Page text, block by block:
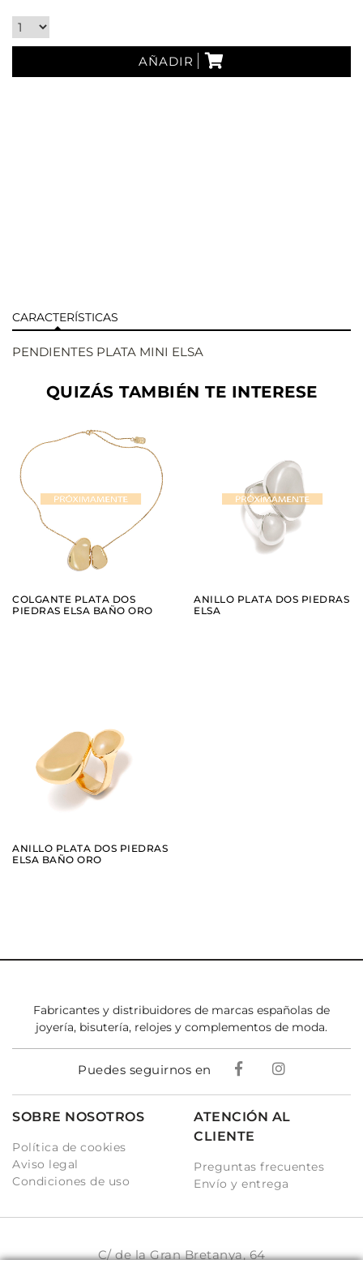
AÑADIR
CARACTERÍSTICAS
PENDIENTES PLATA MINI ELSA
QUIZÁS TAMBIÉN TE INTERESE
VER AÑADIR
COLGANTE PLATA DOS
PIEDRAS ELSA BAÑO ORO
VER AÑADIR
ANILLO PLATA DOS PIEDRAS
ELSA
VER AÑADIR
ANILLO PLATA DOS PIEDRAS
ELSA BAÑO ORO
Fabricantes y distribuidores de marcas españolas de
joyería, bisutería, relojes y complementos de moda.
Puedes seguirnos en
SOBRE NOSOTROS
Política de cookies
Aviso legal
Condiciones de uso
ATENCIÓN AL
CLIENTE
Preguntas frecuentes
Envío y entrega
C/ de la Gran Bretanya, 64